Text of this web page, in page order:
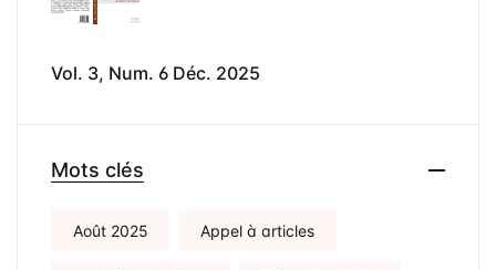
Vol. 3, Num. 6 Déc. 2025
Mots clés
Août 2025 Appel à articles